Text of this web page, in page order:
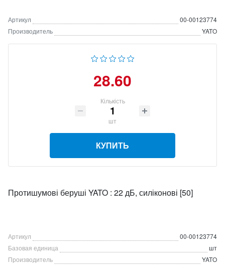
Артикул
00-00123774
Производитель
YATO
28.60
Кількість
шт
КУПИТЬ
Протишумові беруші YATO : 22 дБ, силіконові [50]
Артикул
00-00123774
Базовая единица
шт
Производитель
YATO